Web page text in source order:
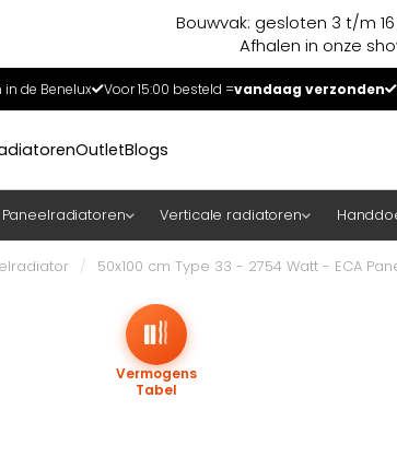
Bouwvak: gesloten 3 t/m
Afhalen in onze
de Benelux Voor 15:00 besteld =vandaag verzonden
OutletBlogs
Paneelradiatoren Verticale radiatoren
/ 50x100 cm Type 33 - 2754 Watt - ECA
Vermogens
Tabel